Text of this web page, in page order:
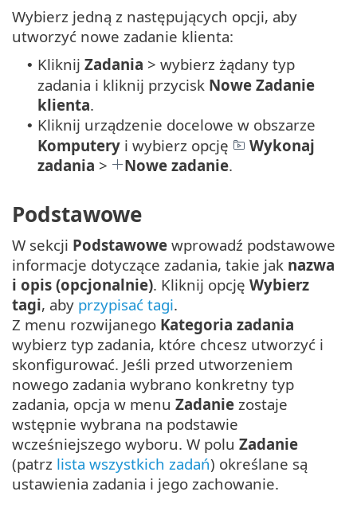
Wybierz jedną z następujących opcji, aby
utworzyć nowe zadanie klienta:
• Kliknij Zadania > wybierz żądany typ
zadania i kliknij przycisk Nowe Zadanie
klienta.
• Kliknij urządzenie docelowe w obszarze
Komputery i wybierz opcję
Wykonaj
zadania > Nowe zadanie.
Podstawowe
W sekcji Podstawowe wprowadź podstawowe
informacje dotyczące zadania, takie jak nazwa
i opis (opcjonalnie). Kliknij opcję Wybierz
tagi, aby przypisać tagi.
Z menu rozwijanego Kategoria zadania
wybierz typ zadania, które chcesz utworzyć i
skonfigurować. Jeśli przed utworzeniem
nowego zadania wybrano konkretny typ
zadania, opcja w menu Zadanie zostaje
wstępnie wybrana na podstawie
wcześniejszego wyboru. W polu Zadanie
(patrz lista wszystkich zadań) określane są
ustawienia zadania i jego zachowanie.